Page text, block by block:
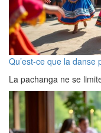
Qu’est-ce que la danse
La pachanga ne se